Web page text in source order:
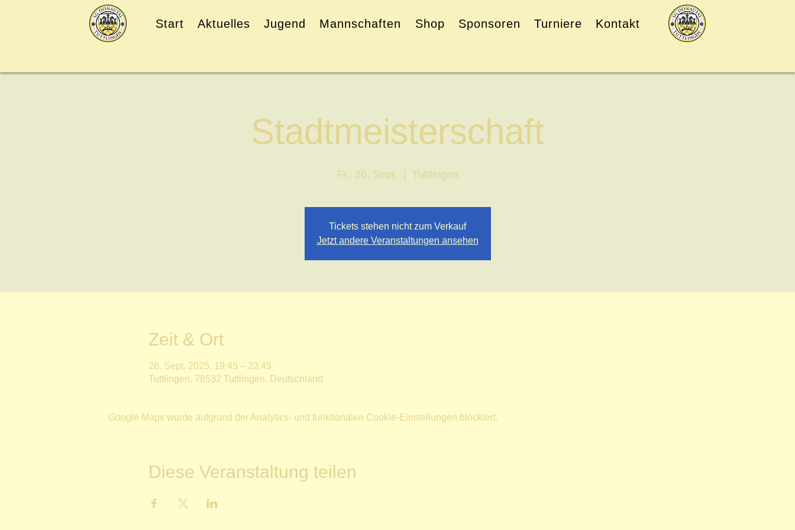
Start Aktuelles Jugend Mannschaften Shop Sponsoren Turniere Kontakt
Stadtmeisterschaft
Fr., 26. Sept. Tuttlingen
Tickets stehen nicht zum Verkauf
Jetzt andere Veranstaltungen ansehen
Zeit & Ort
26. Sept. 2025, 19:45 – 23:45
Tuttlingen, 78532 Tuttlingen, Deutschland
Google Maps wurde aufgrund der Analytics- und funktionalen Cookie-Einstellungen blockiert.
Diese Veranstaltung teilen